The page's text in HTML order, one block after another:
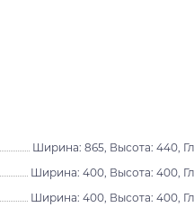
Ширина: 865, Высота: 440,
Ширина: 400, Высота: 400,
Ширина: 400, Высота: 400,